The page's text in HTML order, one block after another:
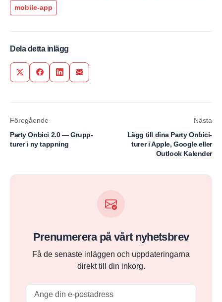
mobile-app
Dela detta inlägg
Share on Twitter
Share on Facebook
Share on LinkedIn
Share via Email
Föregående
Party Onbici 2.0 — Grupp­
turer i ny tappning
Nästa
Lägg till dina Party Onbici-
turer i Apple, Google eller
Outlook Kalender
Prenumerera på vårt nyhetsbrev
Få de senaste inläggen och uppdateringarna
direkt till din inkorg.